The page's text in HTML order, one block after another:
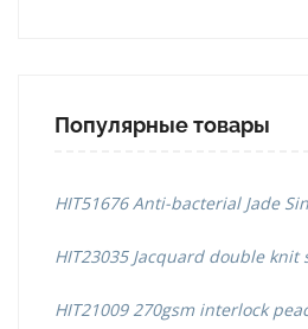
Популярные товары
HIT51676 Anti-bacterial Jade
HIT23035 Jacquard double
HIT21009 270gsm interlock